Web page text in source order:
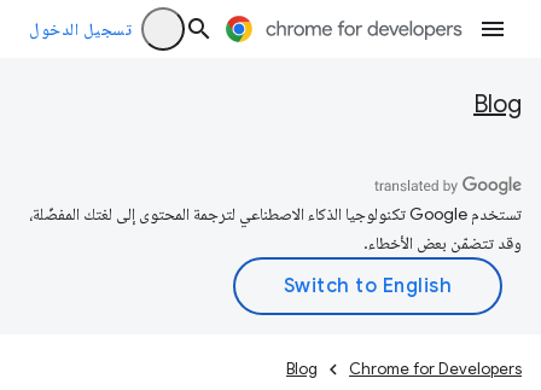
تسجيل الدخول
Blog
تستخدم Google تكنولوجيا الذكاء الاصطناعي لترجمة المحتوى إلى لغتك المفضّلة،
وقد تتضمّن بعض الأخطاء.
Chrome for Developers
Blog